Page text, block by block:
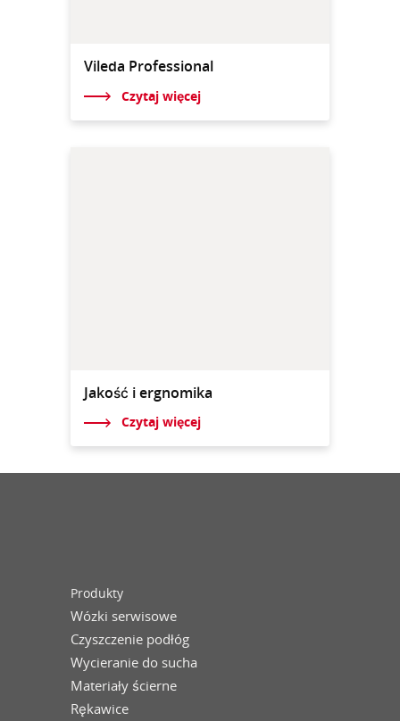
Vileda Professional
Czytaj więcej
Jakość i ergnomika
Czytaj więcej
Produkty
Wózki serwisowe
Czyszczenie podłóg
Wycieranie do sucha
Materiały ścierne
Rękawice